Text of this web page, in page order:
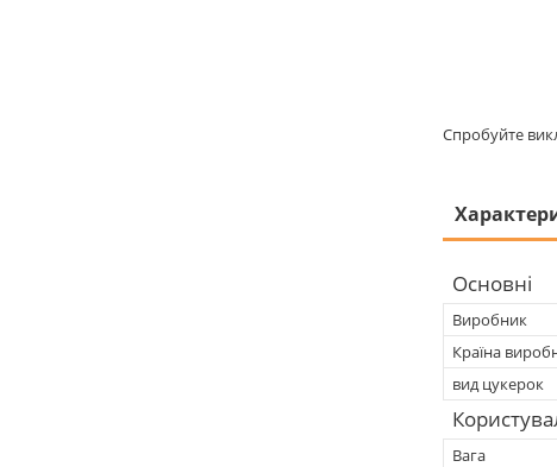
Спробуйте
Основні
Виробник
Країна
вид цукерок
Вага